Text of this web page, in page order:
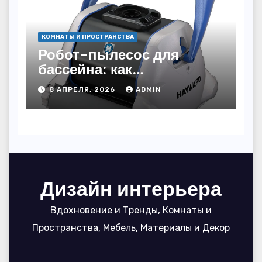
КОМНАТЫ И ПРОСТРАНСТВА
Робот-пылесос для
бассейна: как
пользоваться, чтобы
вода блестела, а
устройство служило 7
8 АПРЕЛЯ, 2026 ADMIN
Дизайн интерьера
Вдохновение и Тренды, Комнаты и
Пространства, Мебель, Материалы и Декор